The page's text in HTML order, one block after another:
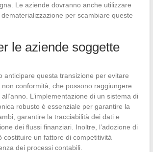
Le aziende dovranno anche utilizzare
per scambiare queste
le aziende soggette
anticipare questa transizione per evitare
conformità, che possono raggiungere
L’implementazione di un sistema di
robusto è essenziale per garantire la
garantire la tracciabilità dei dati e
dei flussi finanziari. Inoltre, l’adozione di
costituire un fattore di competitività
dei processi contabili.